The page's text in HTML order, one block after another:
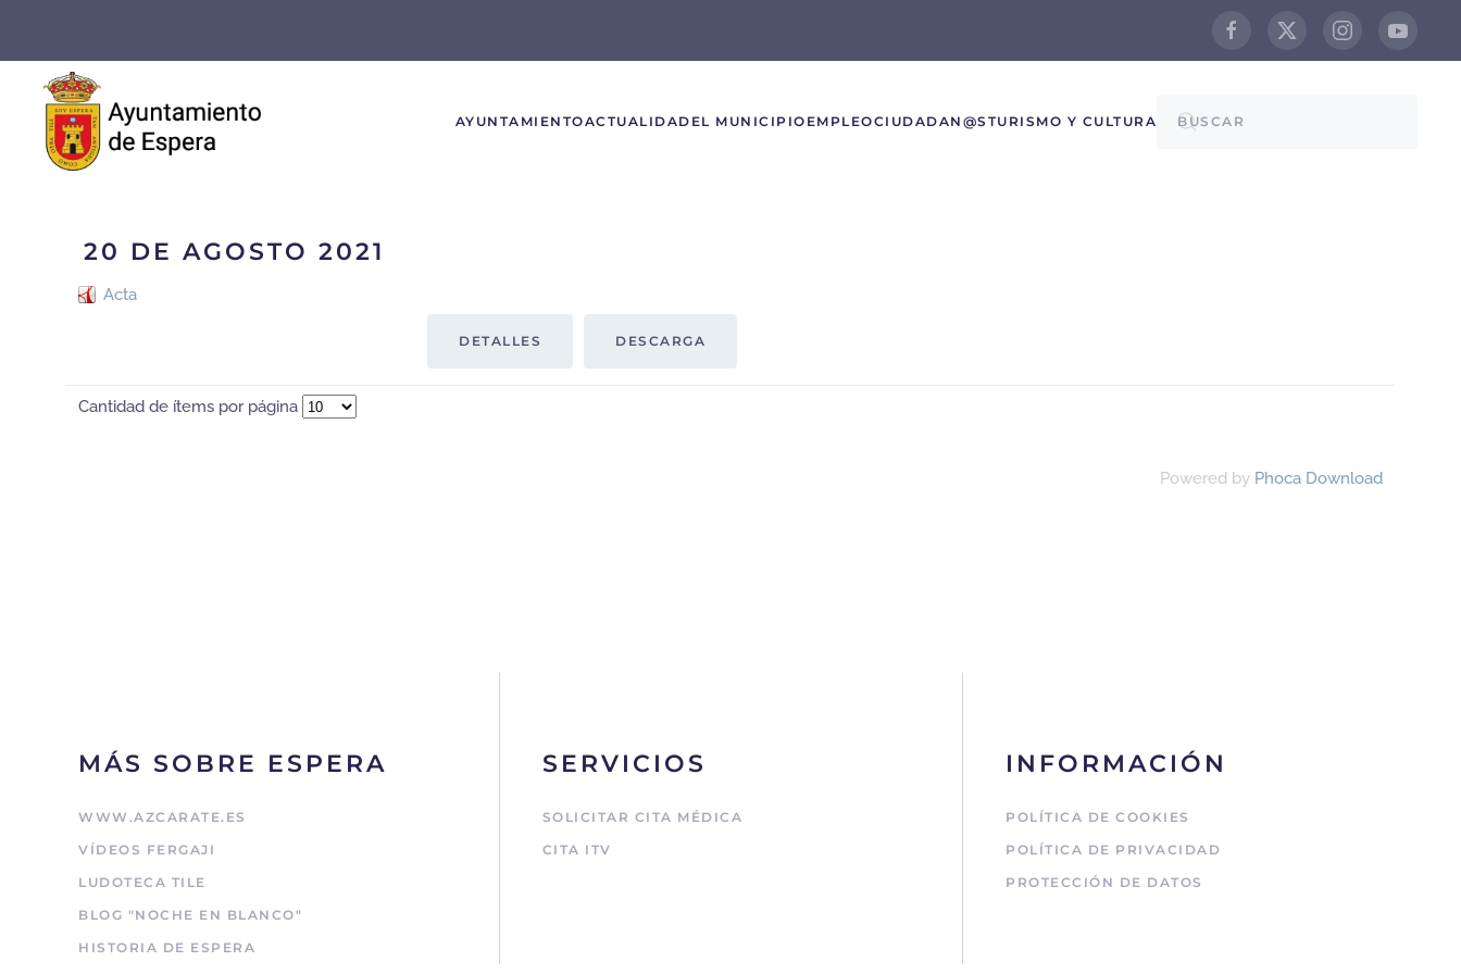
Skip to main content
AYUNTAMIENTOACTUALIDAD EL MUNICIPIO EMPLEOCIUDADAN@S TURISMO Y CULTURA
20 DE AGOSTO 2021
Acta
DESCARGA
DETALLES
Cantidad de ítems por página
Powered by Phoca Download
MÁS SOBRE ESPERA
WWW.AZCARATE.ES
VÍDEOS FERGAJI
LUDOTECA TILE
BLOG "NOCHE EN BLANCO"
HISTORIA DE ESPERA
SERVICIOS
SOLICITAR CITA MÉDICA
CITA ITV
INFORMACIÓN
POLÍTICA DE COOKIES
POLÍTICA DE PRIVACIDAD
PROTECCIÓN DE DATOS